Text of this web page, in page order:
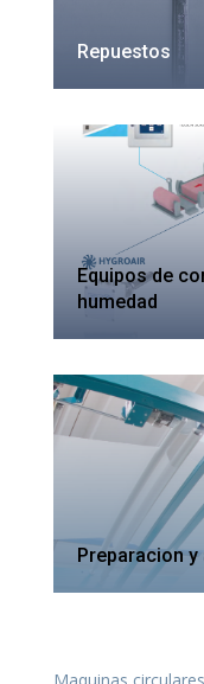
Repuestos
Equipos de
humedad
Preparacion